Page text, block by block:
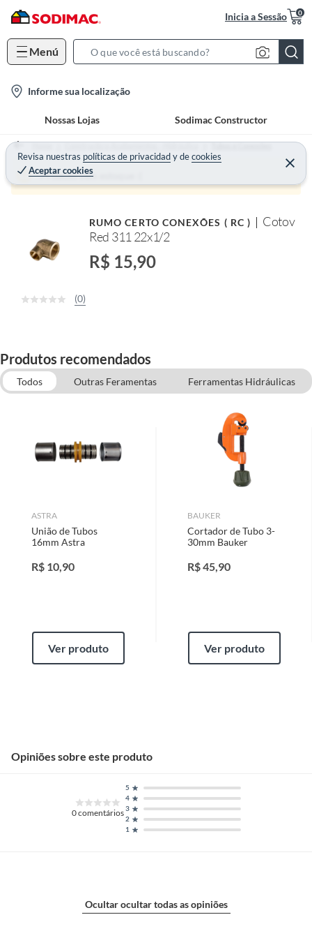
Inicia a Sessão 0
Menú
S
c
h
B
r
a
o
Informe sua localização
Nossas Lojas Sodimac Constructor
Revisa nuestras políticas de privacidadydecookies
Aceptar cookies
Home Construção e Acabamentos - Hidráulica Tubos e Conexões
Produto sem estoque :(
RUMO CERTO CONEXÕES ( RC )
Cotov
Red 311 22x1/2
R$ 15,90
(0)
Produtos recomendados
Todos Outras Feramentas
Ferramentas Hidráulicas
ASTRA
União de Tubos
16mm Astra
R$ 10,90
Ver produto
BAUKER
Cortador de Tubo 3-
30mm Bauker
R$45,90
Ver produto
Opiniões sobre este produto
0comentários
1
2
3
4
5
Ocultar ocultar todas as opiniões